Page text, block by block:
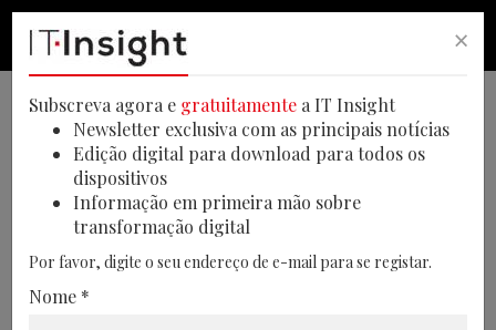
Wi-Fi torna-se motor de
crescimento na era da IA
O relatório "State of Wireless", da Cisco,
×
Subscreva agora e gratuitamente a IT Insight
Newsletter exclusiva com as principais notícias
Edição digital para download para todos os
dispositivos
Informação em primeira mão sobre
transformação digital
Por favor, digite o seu endereço de e-mail para se registar.
Nome *